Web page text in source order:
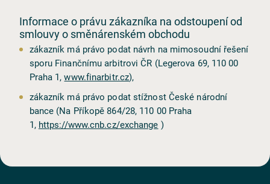
CS EN DE
Informace o právu zákazníka na odstoupení od
smlouvy o směnárenském obchodu
zákazník má právo podat návrh na mimosoudní řešení
sporu Finančnímu arbitrovi ČR (Legerova 69, 110 00
Praha 1,www.finarbitr.cz),
zákazník má právo podat stížnost České národní
bance (Na Příkopě 864/28, 110 00 Praha
1, https://www.cnb.cz/exchange )